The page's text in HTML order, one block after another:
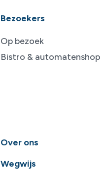
Bezoekers
Op bezoek
Bistro & automatenshop
Over ons
Wegwijs